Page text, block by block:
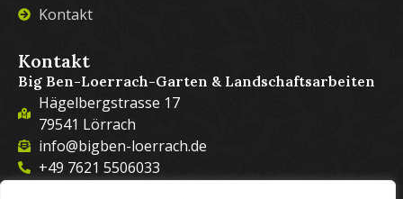
Kontakt
Kontakt
Big Ben-Loerrach-Garten & Landschaftsarbeiten
Hägelbergstrasse 17
79541 Lörrach
info@bigben-loerrach.de
+49 7621 5506033